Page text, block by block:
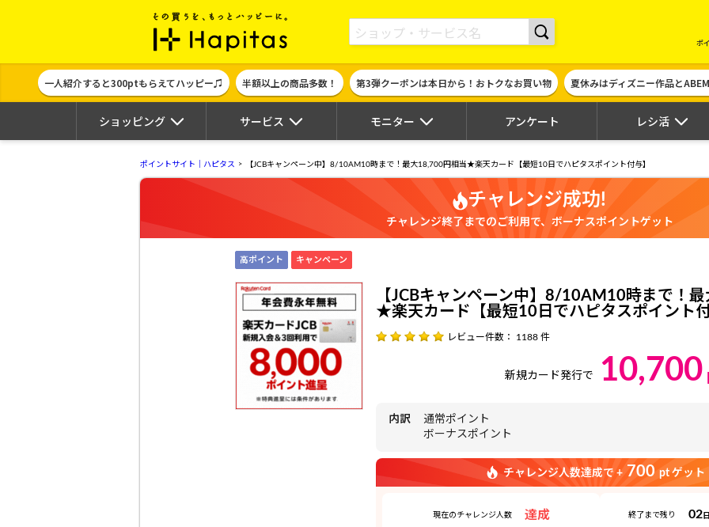
ポイント貯めて現金やギフト券に交換できるポイントサイト | ハピタス
ポ
一人紹介すると300ptもらえてハッピー♫ 半額以上の商品多数！ 第3弾クーポンは本日から！おトクなお買い物 夏休みはディズニー作品と
ショッピング サービス モニター アンケート レシ活
ポイントサイト｜ハピタス 【JCBキャンペーン中】8/10AM10時まで！最大18,700円相当★楽天カード【最短10日でハピタスポイント付与】
チャレンジ成功!
チャレンジ終了までのご利用で、ボーナスポイントゲット
高ポイント キャンペーン
【JCBキャンペーン中】8/10AM10時まで！
★楽天カード【最短10日でハピタスポイント
レビュー件数： 1188 件
新規カード発行で 10,700
内訳
通常ポイント
ボーナスポイント
チャレンジ人数達成で +700 pt ゲット
現在のチャレンジ人数 達成 終了まで残り 02